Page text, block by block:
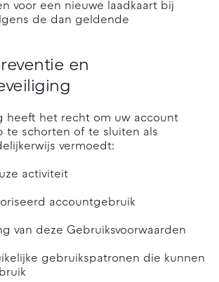
voor een nieuwe laadkaart bij
de dan geldende
en
heeft het recht om uw account
te schorten of te sluiten als
vermoedt:
activiteit
accountgebruik
van deze Gebruiksvoorwaarden
gebruikspatronen die kunnen